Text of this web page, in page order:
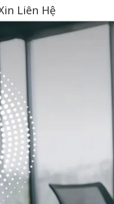
Liên Hệ